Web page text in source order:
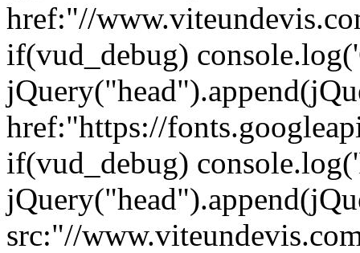
href:"//
if(vud_debug)
href:"https://
if(vud_debug)
src:"//